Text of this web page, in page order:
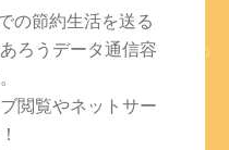
の節約生活を送る
ろうデータ通信容
閲覧やネットサー